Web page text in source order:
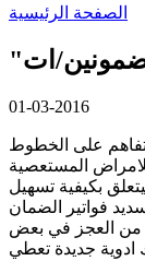
الصفحة الرئيسية
ات
01-03-2016
على الخطوط
المستعصية
فيتعلق بكيفية تسهيل
من العجز في بعض
نشتريها لان هناك ادوية جديدة تعطي